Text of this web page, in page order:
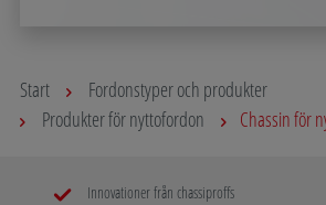
Start
Fordonstyper och produkter
Produkter för nyttofordon
Chassin för
Innovationer från chassiproffs